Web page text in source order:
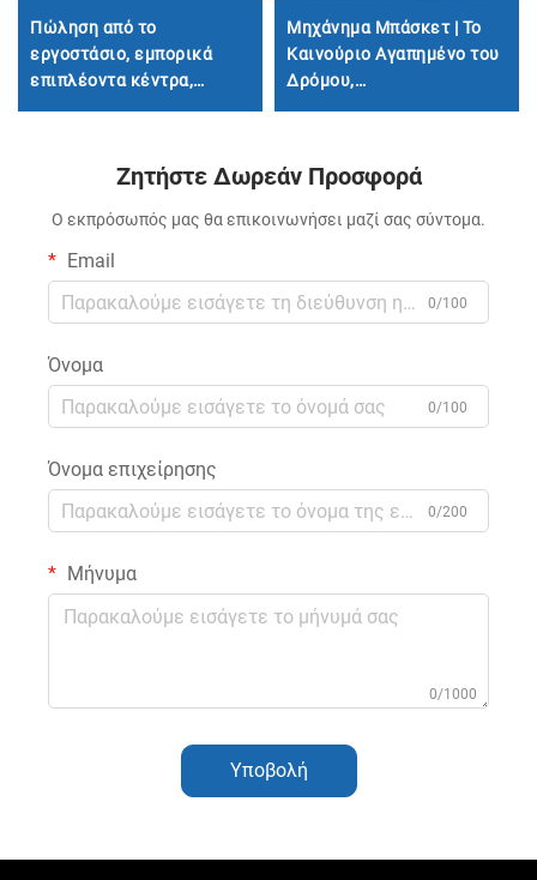
Πώληση από το
εργοστάσιο, εμπορικά
επιπλέοντα κέντρα,
ταξίδια παιδιών σε
από ίνες γυαλιού για
ταξίδια
Μηχάνημα Μπάσκετ | Το
Καινούριο Αγαπημένο του
Δρόμου,
Απελευθερώνοντας
Ζητήστε Δωρεάν Προσφορά
Ο εκπρόσωπός μας θα επικοινωνήσει μαζί σας σύντομα.
Email
0/100
Όνομα
0/100
Όνομα επιχείρησης
0/200
Μήνυμα
0/1000
Υποβολή